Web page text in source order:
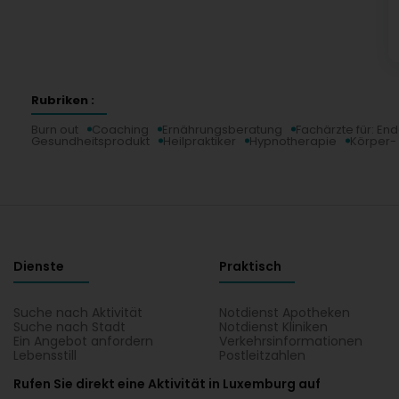
Rubriken :
Burn out
Coaching Ernährungsberatung Fachärzte für:
Gesundheitsprodukt Heilpraktiker Hypnotherapie Körper-
Dienste
Suche nach Aktivität
Suche nach Stadt
Ein Angebot anfordern
Lebensstill
Praktisch
Notdienst Apotheken
Notdienst Kliniken
Verkehrsinformationen
Postleitzahlen
Rufen Sie direkt eine Aktivität in Luxemburg auf